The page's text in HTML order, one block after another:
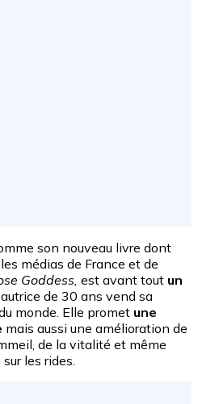
son nouveau livre dont
médias de France et de
Goddess, est avant tout un
de 30 ans vend sa
monde. Elle promet une
mais aussi une amélioration de
de la vitalité et même
les rides.